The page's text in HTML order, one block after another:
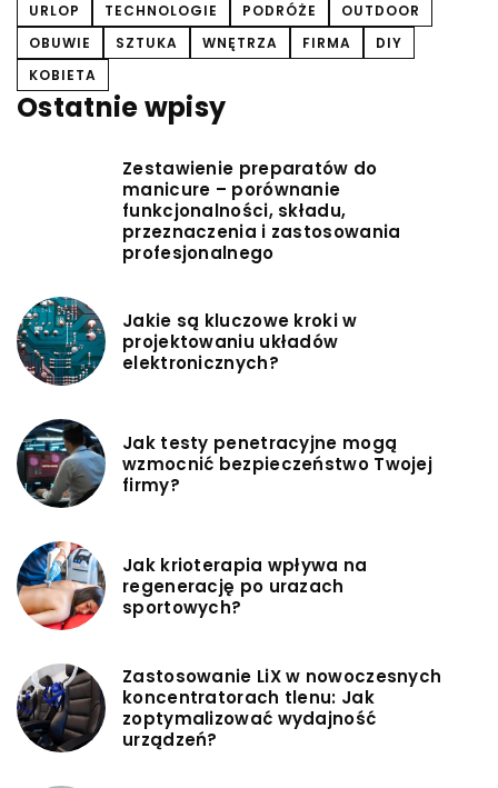
URLOP TECHNOLOGIE PODRÓŻE
OUTDOOR
OBUWIE
SZTUKA WNĘTRZA FIRMA
DIY
KOBIETA
Ostatnie wpisy
Zestawienie preparatów do
manicure – porównanie
funkcjonalności, składu,
przeznaczenia i zastosowania
profesjonalnego
Jakie są kluczowe kroki w
projektowaniu układów
elektronicznych?
Jak testy penetracyjne mogą
wzmocnić bezpieczeństwo Twojej
firmy?
Jak krioterapia wpływa na
regenerację po urazach
sportowych?
Zastosowanie LiX w nowoczesnych
koncentratorach tlenu: Jak
zoptymalizować wydajność
urządzeń?